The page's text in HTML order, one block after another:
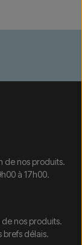
de nos produits.
à 17h00.
nos produits.
brefs délais.